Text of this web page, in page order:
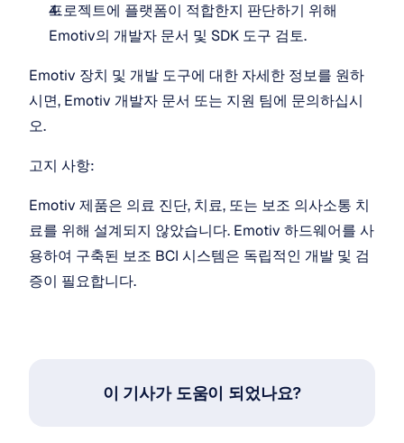
프로젝트에 플랫폼이 적합한지 판단하기 위해
Emotiv의 개발자 문서 및 SDK 도구 검토.
Emotiv 장치 및 개발 도구에 대한 자세한 정보를 원하
시면, Emotiv 개발자 문서 또는 지원 팀에 문의하십시
오.
고지 사항:
Emotiv 제품은 의료 진단, 치료, 또는 보조 의사소통 치
료를 위해 설계되지 않았습니다. Emotiv 하드웨어를 사
용하여 구축된 보조 BCI 시스템은 독립적인 개발 및 검
증이 필요합니다.
이 기사가 도움이 되었나요?